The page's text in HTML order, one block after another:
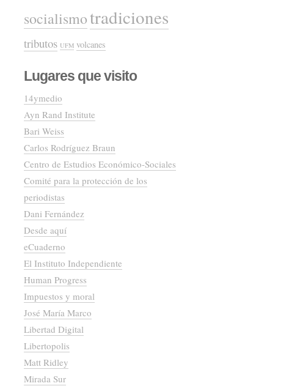
socialismotradiciones
tributos UFM volcanes
Lugares que visito
14ymedio
Ayn Rand Institute
Bari Weiss
Carlos Rodríguez Braun
Centro de Estudios Económico-Sociales
Comité para la protección de los
periodistas
Dani Fernández
Desde aquí
eCuaderno
El Instituto Independiente
Human Progress
Impuestos y moral
José María Marco
Libertad Digital
Libertopolis
Matt Ridley
Mirada Sur